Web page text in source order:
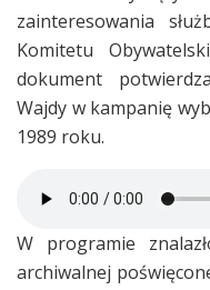
zainteresowania
Komitetu
dokument
Wajdy w kampanię
1989 roku.
W programie
archiwalnej